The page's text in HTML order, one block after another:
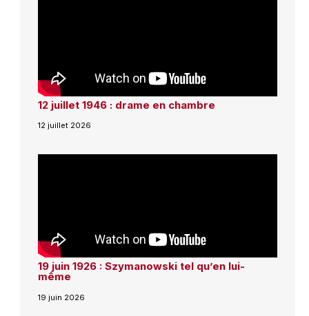
12 juillet 1946 : drame en chambre
12 juillet 2026
19 juin 1926 : Szymanowski tel qu’en lui-
même
19 juin 2026